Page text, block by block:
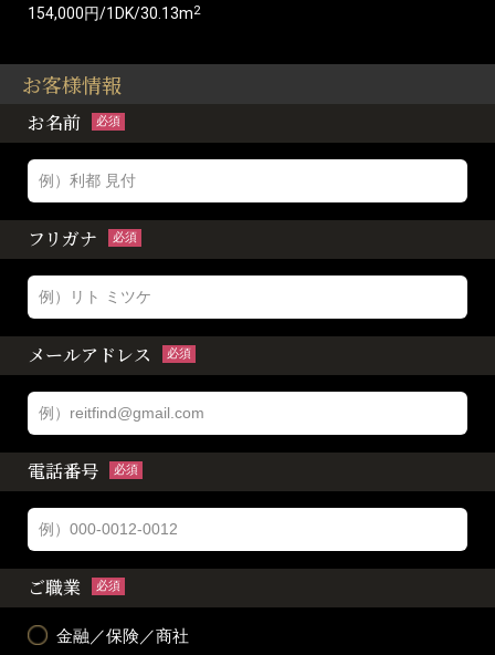
154,000円/1DK/30.13m2
お客様情報
お名前 必須
フリガナ 必須
メールアドレス 必須
電話番号 必須
ご職業 必須
金融／保険／商社